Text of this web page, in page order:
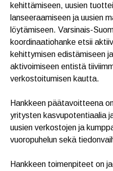
kehittämiseen, uusien
lanseeraamiseen ja uusien
löytämiseen. Varsinais-
koordinaatiohanke etsii
kehittymisen edistämiseen
aktivoimiseen entistä
verkostoitumisen kautta.
Hankkeen päätavoitteena
yritysten kasvupotentiaalia
uusien verkostojen ja
vuoropuhelun sekä
Hankkeen toimenpiteet on